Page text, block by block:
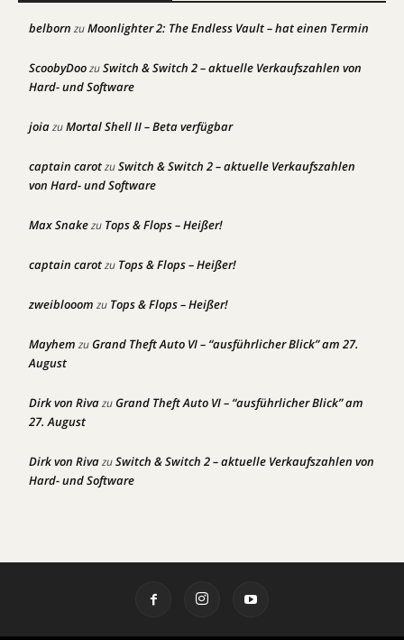
belborn zuMoonlighter 2: The Endless Vault – hat einen Termin
ScoobyDoozuSwitch & Switch 2 – aktuelle Verkaufszahlen von
Hard- und Software
joiazuMortal Shell II – Beta verfügbar
captain carotzuSwitch & Switch 2 – aktuelle Verkaufszahlen
von Hard- und Software
Max Snakezu Tops & Flops – Heißer!
captain carotzu Tops & Flops – Heißer!
zweiblooom zu Tops & Flops – Heißer!
Mayhem zuGrand Theft Auto VI – “ausführlicher Blick” am 27.
August
Dirk von RivazuGrand Theft Auto VI – “ausführlicher Blick” am
27. August
Dirk von RivazuSwitch & Switch 2 – aktuelle Verkaufszahlen von
Hard- und Software